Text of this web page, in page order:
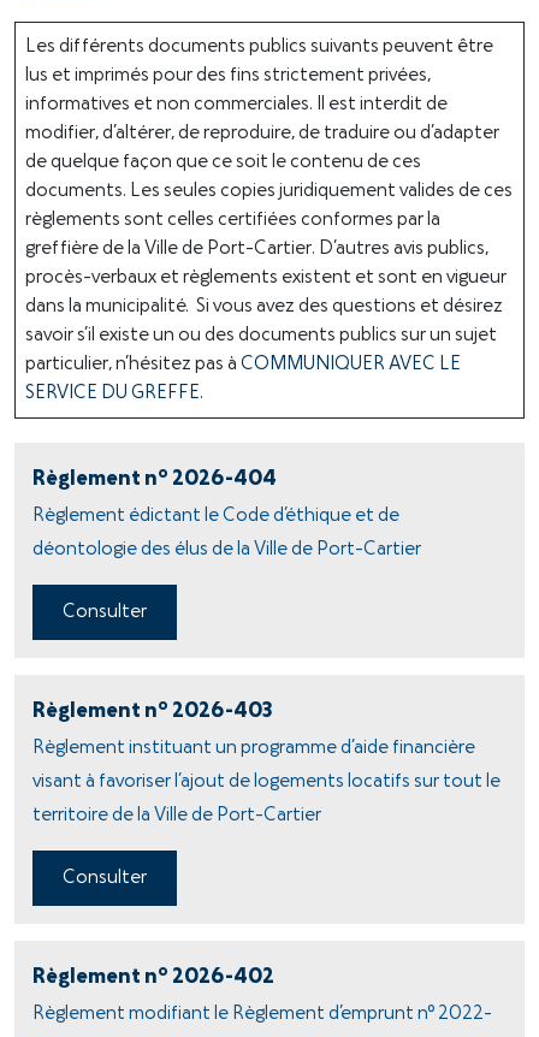
Les différents documents publics suivants peuvent être
lus et imprimés pour des fins strictement privées,
informatives et non commerciales. Il est interdit de
modifier, d’altérer, de reproduire, de traduire ou d’adapter
de quelque façon que ce soit le contenu de ces
documents. Les seules copies juridiquement valides de ces
règlements sont celles certifiées conformes par la
greffière de la Ville de Port-Cartier. D’autres avis publics,
procès-verbaux et règlements existent et sont en vigueur
dans la municipalité. Si vous avez des questions et désirez
savoir s’il existe un ou des documents publics sur un sujet
particulier, n’hésitez pas à COMMUNIQUER AVEC LE
SERVICE DU GREFFE.
Règlement no 2026-404
Règlement édictant le Code d’éthique et de
déontologie des élus de la Ville de Port-Cartier
Consulter
Règlement no 2026-403
Règlement instituant un programme d’aide financière
visant à favoriser l’ajout de logements locatifs sur tout le
territoire de la Ville de Port-Cartier
Consulter
Règlement no 2026-402
Règlement modifiant le Règlement d’emprunt n° 2022-